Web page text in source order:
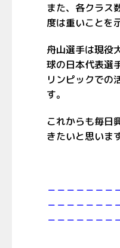
また、各クラス
度は重いことを
舟山選手は現役
球の日本代表選
リンピックでの
す。
これからも毎日
きたいと思いま
－－－－－－－
－－－－－－－
－－－－－－－